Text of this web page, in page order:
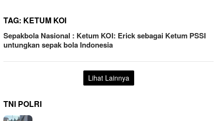
TAG: KETUM KOI
Sepakbola Nasional : Ketum KOI: Erick sebagai Ketum PSSI
untungkan sepak bola Indonesia
Lihat Lainnya
TNI POLRI